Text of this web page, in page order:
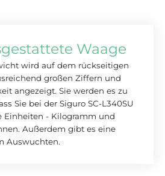
Waage
wird auf dem rückseitigen
großen Ziffern und
angezeigt. Sie werden es zu
Sie bei der Siguro SC-L340SU
Einheiten - Kilogramm und
Außerdem gibt es eine
Auswuchten.